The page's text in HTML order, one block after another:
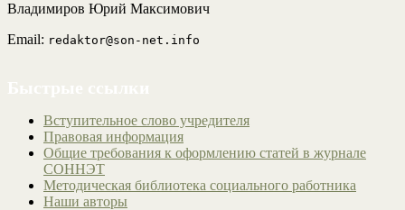
Владимиров Юрий Максимович
Email: redaktor@son-net.info
Вступительное слово учредителя
Правовая информация
Общие требования к оформлению статей в журнале
СОННЭТ
Методическая библиотека социального работника
Наши авторы